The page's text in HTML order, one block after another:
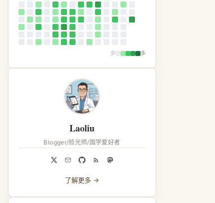
少 多
Laoliu
Blogger/验光师/国学爱好者
了解更多 →